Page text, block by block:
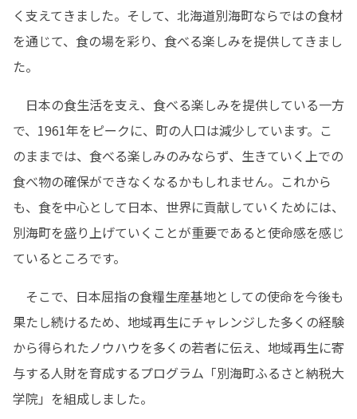
く支えてきました。そして、北海道別海町ならではの食材
を通じて、食の場を彩り、食べる楽しみを提供してきまし
た。
日本の食生活を支え、食べる楽しみを提供している一方
で、1961年をピークに、町の人口は減少しています。こ
のままでは、食べる楽しみのみならず、生きていく上での
食べ物の確保ができなくなるかもしれません。これから
も、食を中心として日本、世界に貢献していくためには、
別海町を盛り上げていくことが重要であると使命感を感じ
ているところです。
そこで、日本屈指の食糧生産基地としての使命を今後も
果たし続けるため、地域再生にチャレンジした多くの経験
から得られたノウハウを多くの若者に伝え、地域再生に寄
与する人財を育成するプログラム「別海町ふるさと納税大
学院」を組成しました。